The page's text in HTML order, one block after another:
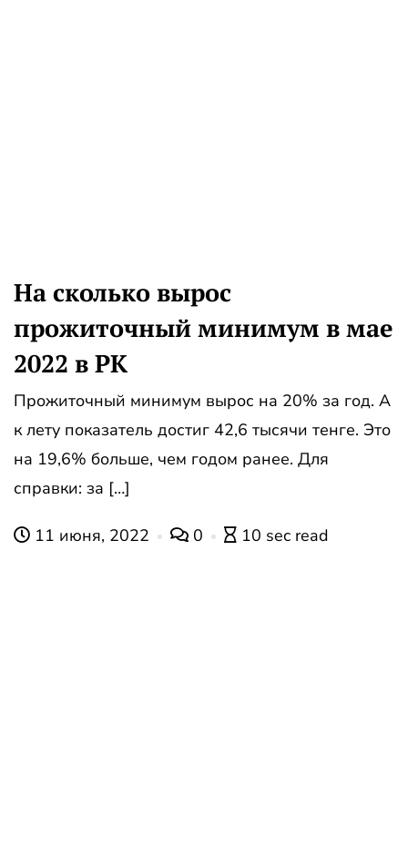
На сколько вырос
прожиточный минимум в мае
2022 в РК
Прожиточный минимум вырос на 20% за год. А
к лету показатель достиг 42,6 тысячи тенге. Это
на 19,6% больше, чем годом ранее. Для
справки: за […]
11 июня, 2022 0 10 sec read